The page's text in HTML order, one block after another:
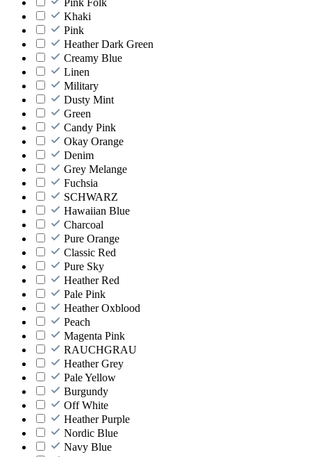
Khaki
Pink
Heather Dark Green
Creamy Blue
Linen
Military
Dusty Mint
Green
Candy Pink
Okay Orange
Denim
Grey Melange
Fuchsia
SCHWARZ
Hawaiian Blue
Charcoal
Pure Orange
Classic Red
Pure Sky
Heather Red
Pale Pink
Heather Oxblood
Peach
Magenta Pink
RAUCHGRAU
Heather Grey
Pale Yellow
Burgundy
Off White
Heather Purple
Nordic Blue
Navy Blue